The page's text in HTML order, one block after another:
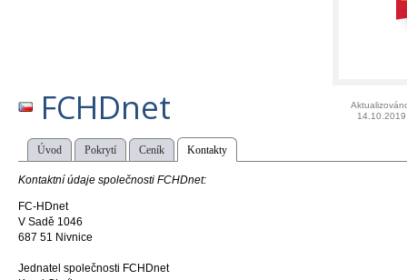
FCHDnet
14.10.2019
Úvod Pokrytí Ceník Kontakty
Kontaktní údaje společnosti FCHDnet:
FC-HDnet
V Sadě 1046
687 51 Nivnice
Jednatel společnosti FCHDnet